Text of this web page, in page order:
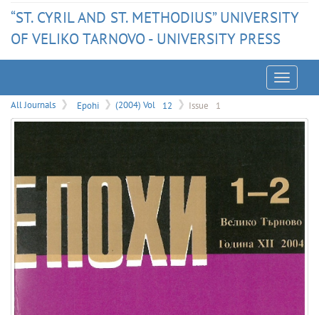
“ST. CYRIL AND ST. METHODIUS” UNIVERSITY
OF VELIKO TARNOVO - UNIVERSITY PRESS
Menu
All Journals Epohi (2004) Vol 12 Issue 1